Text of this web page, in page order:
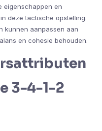
eigenschappen en
deze tactische opstelling.
kunnen aanpassen aan
en cohesie behouden.
3-4-1-2